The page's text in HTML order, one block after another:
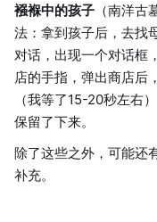
襁褓中的孩子 （南洋
法：拿到孩子后，去找
对话，出现一个对话框
店的手指，弹出商店后
（我等了15-20秒左右
保留了下来。
除了这些之外，可能还
补充。